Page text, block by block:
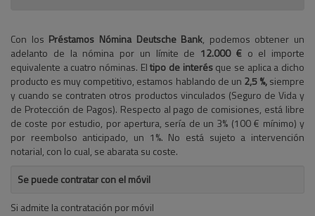
Con los Préstamos Nómina Deutsche Bank, podemos obtener un
adelanto de la nómina por un límite de 12.000 €o el importe
equivalente a cuatro nóminas. Eltipo de interésque se aplica a dicho
producto es muy competitivo, estamos hablando de un 2,5 %,siempre
y cuando se contraten otros productos vinculados (Seguro de Vida y
de Protección de Pagos). Respecto al pago de comisiones, está libre
de coste por estudio, por apertura, sería de un 3% (100 € mínimo) y
por reembolso anticipado, un 1%. No está sujeto a intervención
notarial, con lo cual, se abarata su coste.
Se puede contratar con el móvil
Si admite la contratación por móvil